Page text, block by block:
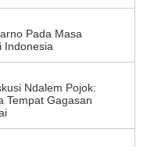
Pada Masa
Indonesia
Ndalem Pojok:
Tempat Gagasan